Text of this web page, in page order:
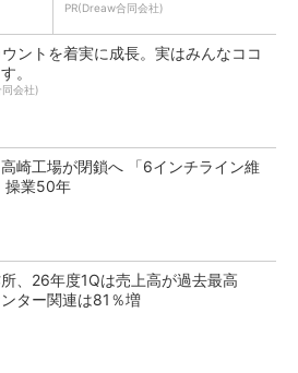
PR(Dreaw合同会社)
ントを着実に成長。実はみんなココ
。
会社)
崎工場が閉鎖へ 「6インチライン維
操業50年
、26年度1Qは売上高が過去最高
ター関連は81％増